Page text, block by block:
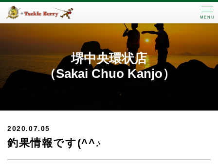
MENU
堺中央環状店
（Sakai Chuo Kanjo）
2020.07.05
釣果情報です(^^♪